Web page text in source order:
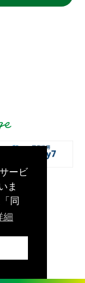
本方針
ービ
ま
同
細